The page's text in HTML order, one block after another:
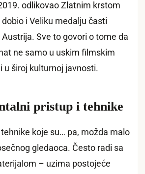
odlikovao Zlatnim krstom
i Veliku medalju časti
Sve to govori o tome da
ne samo u uskim filmskim
u široj kulturnoj javnosti.
pristup i tehnike
koje su… pa, možda malo
gledaoca. Često radi sa
– uzima postojeće